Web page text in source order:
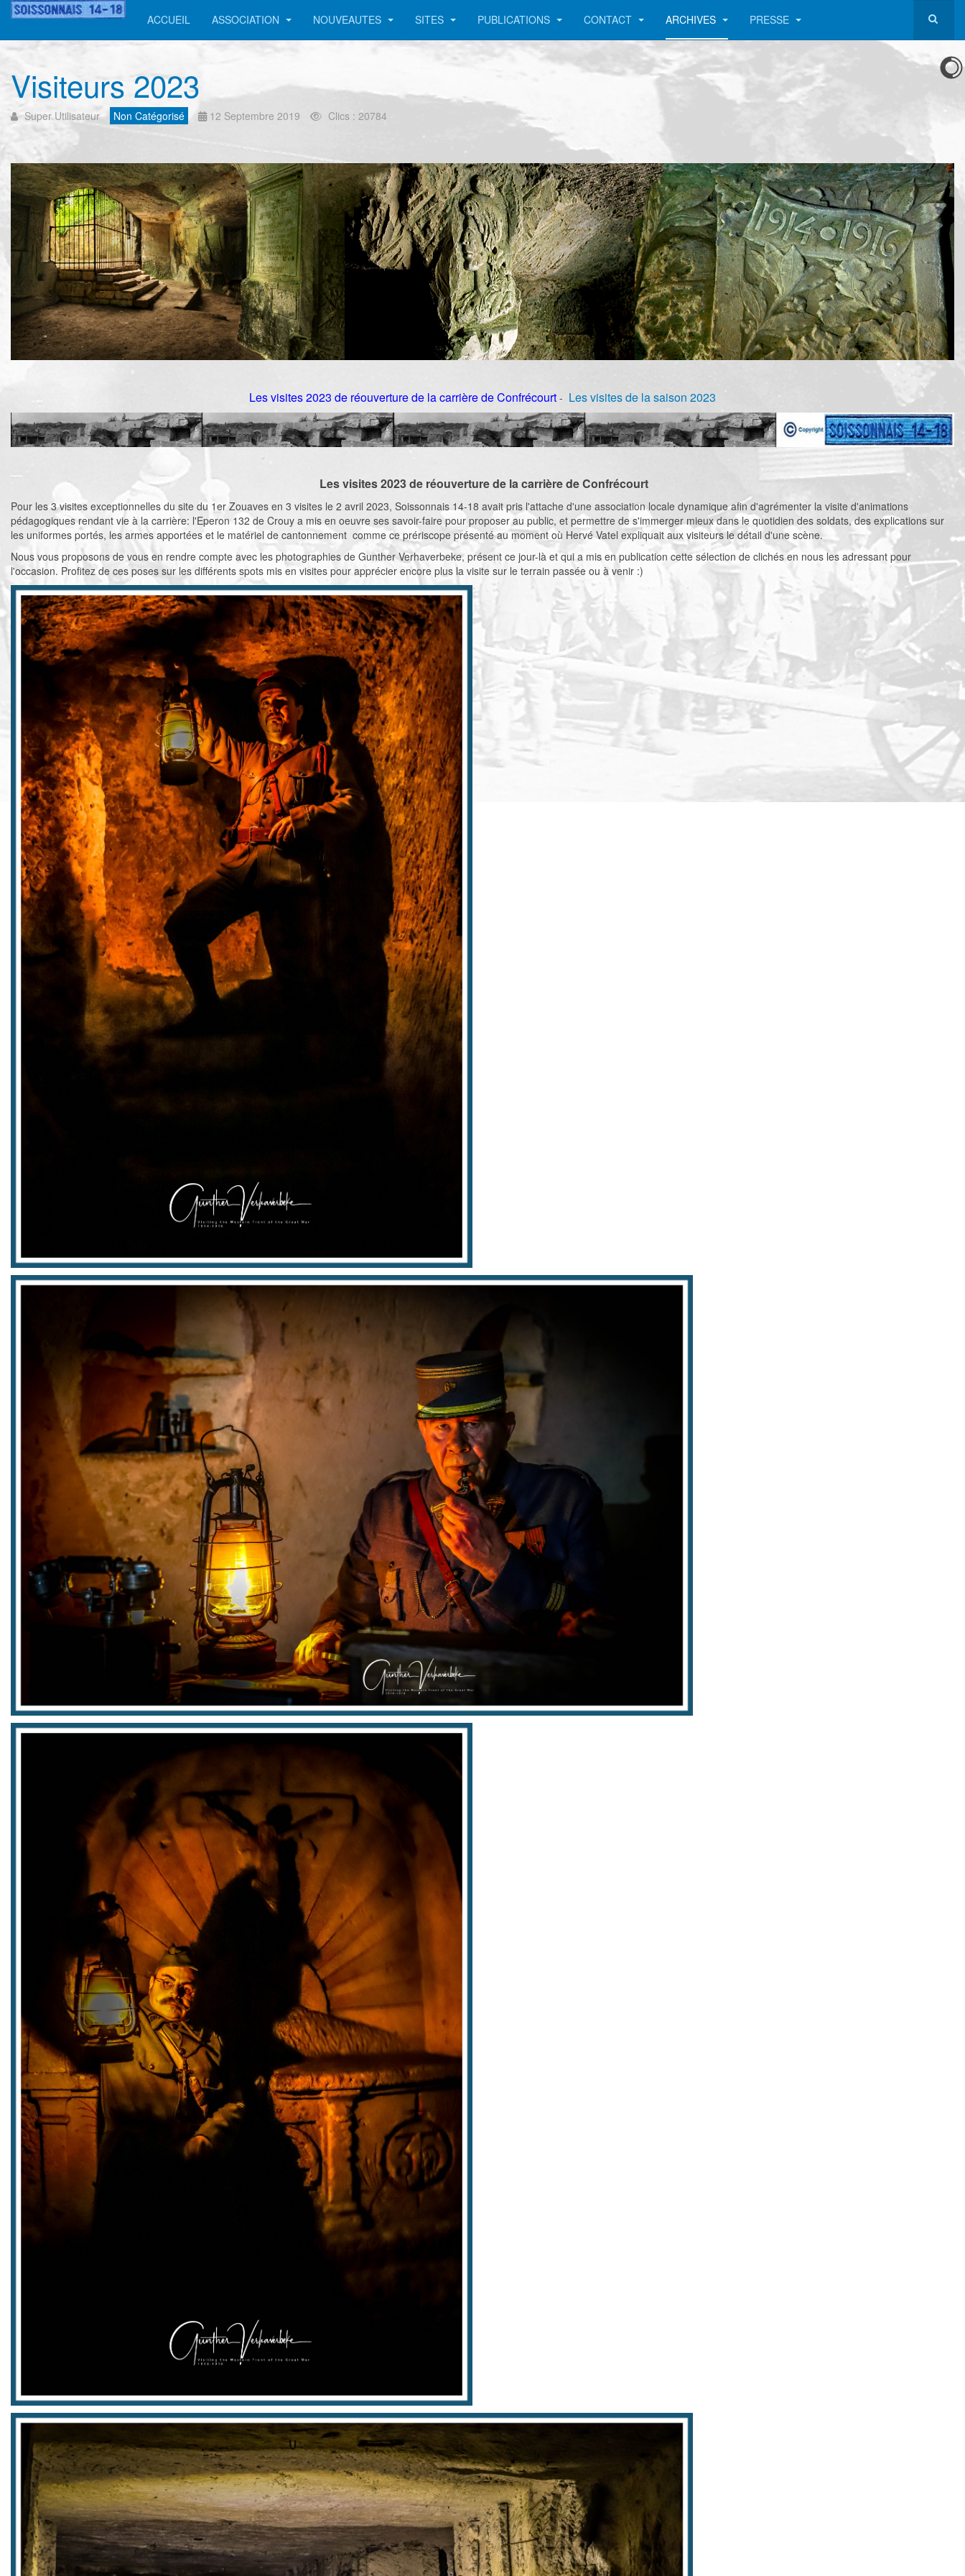
ACCUEIL ASSOCIATION NOUVEAUTES SITES PUBLICATIONS CONTACT ARCHIVES PRESSE
Visiteurs 2023
Super Utilisateur Non Catégorisé 12 Septembre 2019 Clics : 20784
Les visites 2023 de réouverture de la carrière de Confrécourt - Les visites de la saison 2023
Les visites 2023 de réouverture de la carrière de Confrécourt
Pour les 3 visites exceptionnelles du site du 1er Zouaves en 3 visites le 2 avril 2023, Soissonnais 14-18 avait pris l'attache d'une association locale dynamique afin d'agrémenter la visite d'animations
pédagogiques rendant vie à la carrière: l'Eperon 132 de Crouy a mis en oeuvre ses savoir-faire pour proposer au public, et permettre de s'immerger mieux dans le quotidien des soldats, des explications sur
les uniformes portés, les armes apportées et le matériel de cantonnement comme ce prériscope présenté au moment où Hervé Vatel expliquait aux visiteurs le détail d'une scène.
Nous vous proposons de vous en rendre compte avec les photographies de Gunther Verhaverbeke, présent ce jour-là et qui a mis en publication cette sélection de clichés en nous les adressant pour
l'occasion. Profitez de ces poses sur les différents spots mis en visites pour apprécier encore plus la visite sur le terrain passée ou à venir :)